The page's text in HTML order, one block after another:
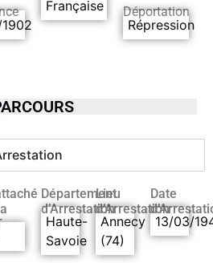
Française
Déportation
Répression
Département
d’Arrestation
Haute-
Savoie
Lieu
d’Arrestation
Annecy
(74)
Date
13/03/